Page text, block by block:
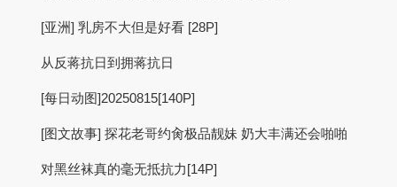
[亚洲] 乳房不大但是好看 [28P]
从反蒋抗日到拥蒋抗日
[每日动图]20250815[140P]
[图文故事] 探花老哥约肏极品靓妹 奶大丰满还会啪啪
对黑丝袜真的毫无抵抗力[14P]